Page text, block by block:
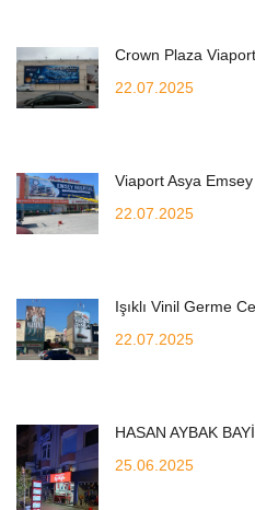
Crown Plaza
22.07.2025
Viaport Asya
22.07.2025
Işıklı Vinil Germe
22.07.2025
HASAN AYBAK
25.06.2025